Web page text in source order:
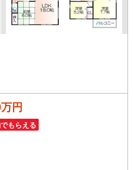
【リフォーム】など住宅に関する
になる住宅ローン各種税金につい
様連れのご家族様で是非お越しく
日※店舗により変動あり）
気軽にお問い合わせください！
円
もらえる